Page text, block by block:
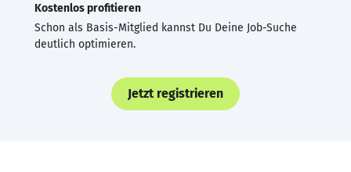
Kostenlos profitieren
Schon als Basis-Mitglied kannst Du Deine Job-Suche
deutlich optimieren.
Jetzt registrieren